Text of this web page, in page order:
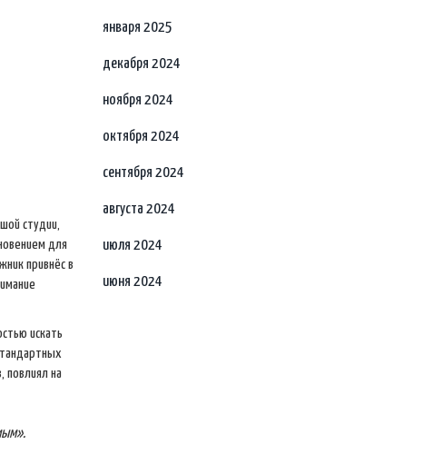
студии,
для
привнёс в
искать
повлиял на
января 2025
декабря 2024
ноября 2024
октября 2024
сентября 2024
августа 2024
июля 2024
июня 2024